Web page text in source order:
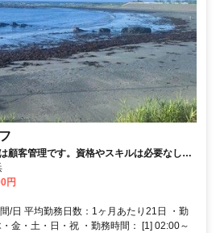
顧客管理です。資格やスキルは必要なし。
円
/日 平均勤務日数：1ヶ月あたり21日 ・勤
金・土・日・祝 ・勤務時間： [1] 02:00～